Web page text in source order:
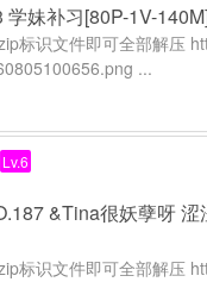
学妹补习[80P-1V-
标识文件即可全部解压
...
Lv.6
&Tina很妖孽呀 涩
标识文件即可全部解压